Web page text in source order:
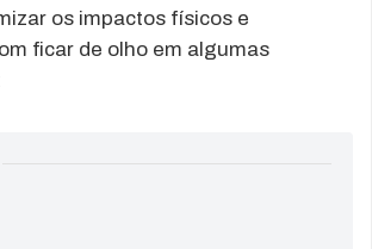
os impactos físicos e
ficar de olho em algumas